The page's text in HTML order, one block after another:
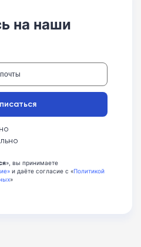
на наши
», вы принимаете
и даёте согласие с «Политикой
»